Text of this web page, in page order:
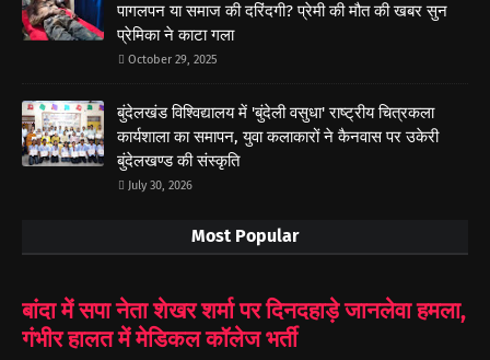
पागलपन या समाज की दरिंदगी? प्रेमी की मौत की खबर सुन
प्रेमिका ने काटा गला
October 29, 2025
बुंदेलखंड विश्विद्यालय में 'बुंदेली वसुधा' राष्ट्रीय चित्रकला
कार्यशाला का समापन, युवा कलाकारों ने कैनवास पर उकेरी
बुंदेलखण्ड की संस्कृति
July 30, 2026
Most Popular
बांदा में सपा नेता शेखर शर्मा पर दिनदहाड़े जानलेवा हमला,
गंभीर हालत में मेडिकल कॉलेज भर्ती